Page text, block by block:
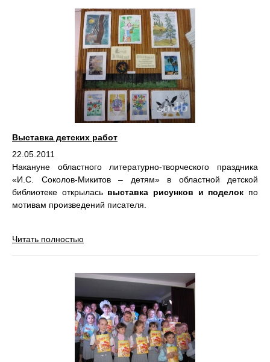
Выставка детских работ
22.05.2011
Накануне областного литературно-творческого праздника
«И.С. Соколов-Микитов – детям» в областной детской
библиотеке открылась выставка рисунков и поделок по
мотивам произведений писателя.
Читать полностью